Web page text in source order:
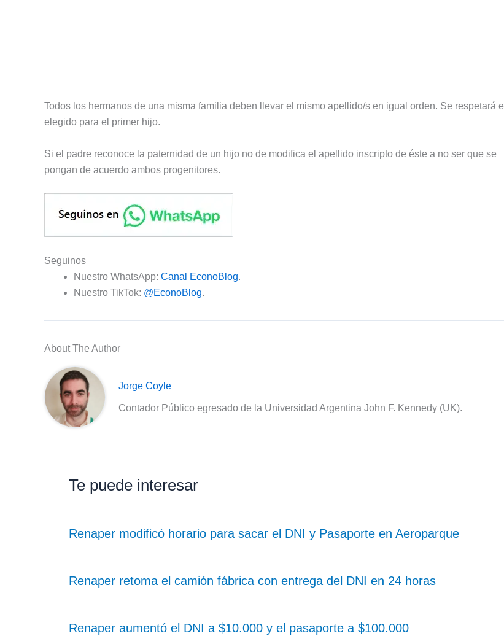
Todos los hermanos de una misma familia deben llevar el mismo apellido/s en igual orden. Se respetará el
elegido para el primer hijo.
Si el padre reconoce la paternidad de un hijo no de modifica el apellido inscripto de éste a no ser que se
pongan de acuerdo ambos progenitores.
Seguinos
Nuestro WhatsApp: Canal EconoBlog.
Nuestro TikTok: @EconoBlog.
About The Author
Jorge Coyle
Contador Público egresado de la Universidad Argentina John F. Kennedy (UK).
Te puede interesar
Renaper modificó horario para sacar el DNI y Pasaporte en Aeroparque
Renaper retoma el camión fábrica con entrega del DNI en 24 horas
Renaper aumentó el DNI a $10.000 y el pasaporte a $100.000